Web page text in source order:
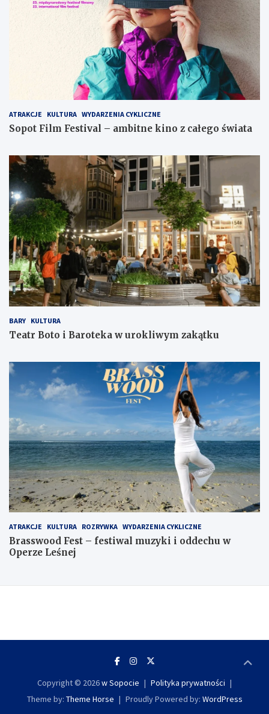
ATRAKCJE KULTURA WYDARZENIA CYKLICZNE
Sopot Film Festival – ambitne kino z całego świata
BARY KULTURA
Teatr Boto i Baroteka w urokliwym zakątku
ATRAKCJE KULTURA ROZRYWKA WYDARZENIA CYKLICZNE
Brasswood Fest – festiwal muzyki i oddechu w
Operze Leśnej
Copyright © 2026w Sopocie
Polityka prywatności
Theme by: Theme Horse Proudly Powered by: WordPress